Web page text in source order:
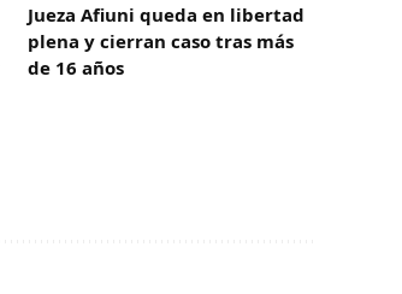
Jueza Afiuni queda en libertad
plena y cierran caso tras más
de 16 años